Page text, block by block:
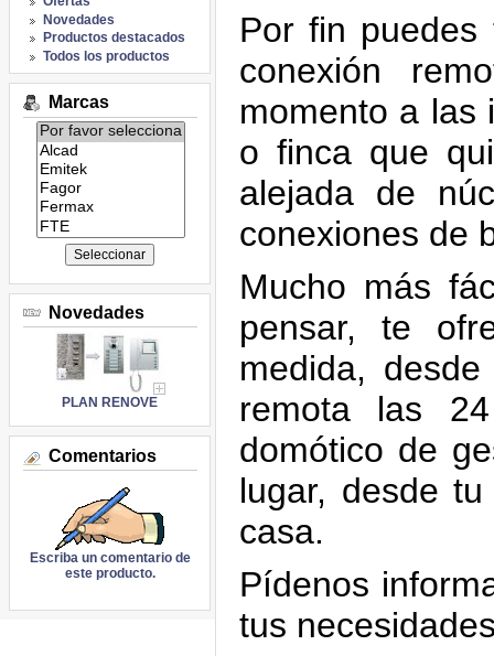
Novedades
Productos destacados
Todos los productos
Marcas
Listado
de
marcas:
Novedades
PLAN RENOVE
Comentarios
Escriba un comentario de
este producto.
Por fin puedes
conexión
momento a las
o finca que
alejada de
conexiones de
Mucho más
pensar, te
medida,
remota las
domótico de
lugar, desde
casa.
Pídenos
tus